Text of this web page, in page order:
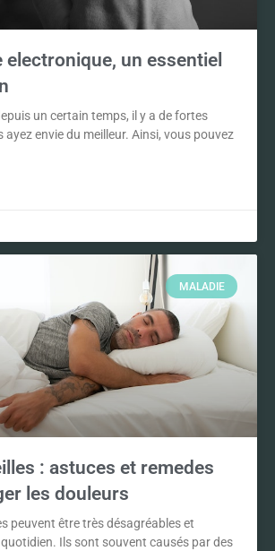
electronique, un essentiel
un certain temps, il y a de fortes
ayez envie du meilleur. Ainsi, vous pouvez
MALADIE
: astuces et remedes
les douleurs
peuvent être très désagréables et
Ils sont souvent causés par des